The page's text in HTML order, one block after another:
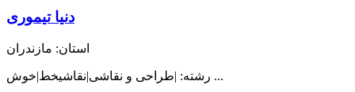
دنیا تیموری
استان: مازندران
رشته: |طراحی و نقاشی|نقاشیخط|خوش ...